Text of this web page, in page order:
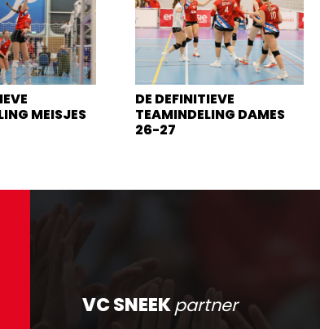
MEISJES
DE DEFINITIEVE
TEAMINDELING DAMES
26-27
VC SNEEKpartner